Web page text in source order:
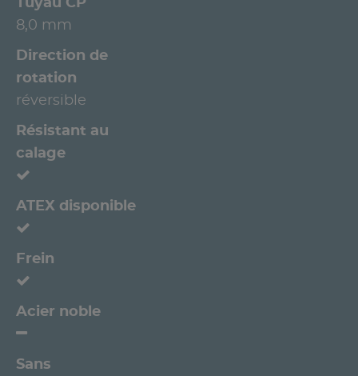
Tuyau CP
8,0 mm
Direction de
rotation
réversible
Résistant au
calage
ATEX disponible
Frein
Acier noble
Sans